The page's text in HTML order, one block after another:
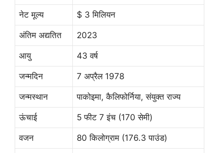
नेट मूल्य $ 3 मिलियन
अंतिम अद्यतित 2023
आयु 43 वर्ष
जन्मदिन 7 अप्रैल 1978
जन्मस्थान पाकोइमा, कैलिफोर्निया, संयुक्त राज्य
ऊंचाई 5 फीट 7 इंच (170 सेमी)
वजन 80 किलोग्राम (176.3 पाउंड)